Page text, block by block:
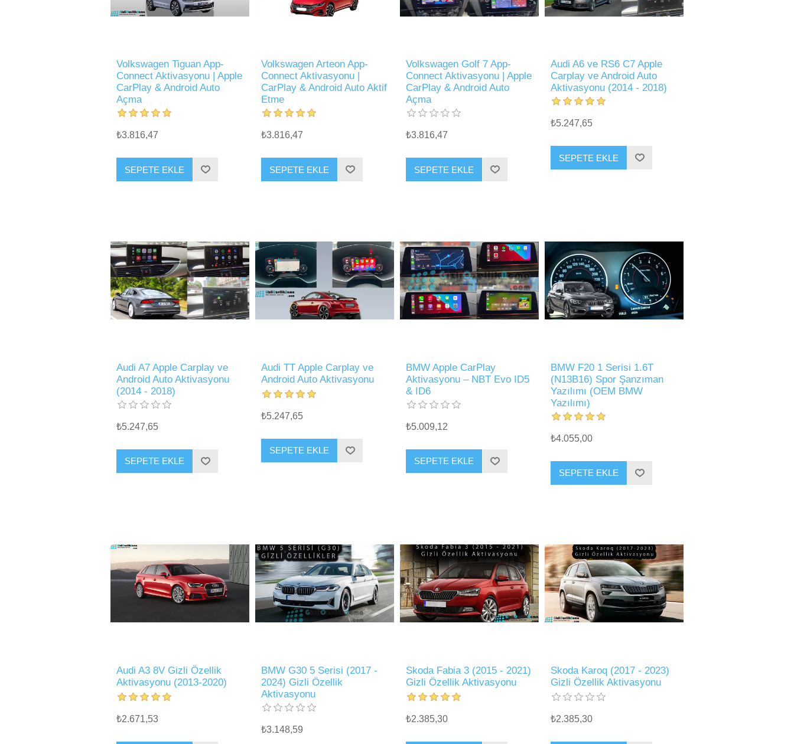
Volkswagen Tiguan App-
Connect Aktivasyonu | Apple
CarPlay & Android Auto
Açma
₺3.816,47
SEPETE EKLE
Volkswagen Arteon App-
Connect Aktivasyonu |
CarPlay & Android Auto Aktif
Etme
₺3.816,47
SEPETE EKLE
Volkswagen Golf 7 App-
Connect Aktivasyonu | Apple
CarPlay & Android Auto
Açma
₺3.816,47
SEPETE EKLE
Audi A6 ve RS6 C7 Apple
Carplay ve Android Auto
Aktivasyonu (2014 - 2018)
₺5.247,65
SEPETE EKLE
Audi A7 Apple Carplay ve
Android Auto Aktivasyonu
(2014 - 2018)
₺5.247,65
SEPETE EKLE
Audi TT Apple Carplay ve
Android Auto Aktivasyonu
₺5.247,65
SEPETE EKLE
BMW Apple CarPlay
Aktivasyonu – NBT Evo ID5
& ID6
₺5.009,12
SEPETE EKLE
BMW F20 1 Serisi 1.6T
(N13B16) Spor Şanzıman
Yazılımı (OEM BMW
Yazılımı)
₺4.055,00
SEPETE EKLE
Audi A3 8V Gizli Özellik
Aktivasyonu (2013-2020)
₺2.671,53
BMW G30 5 Serisi (2017 -
2024) Gizli Özellik
Aktivasyonu
₺3.148,59
Skoda Fabia 3 (2015 - 2021)
Gizli Özellik Aktivasyonu
₺2.385,30
Skoda Karoq (2017 - 2023)
Gizli Özellik Aktivasyonu
₺2.385,30